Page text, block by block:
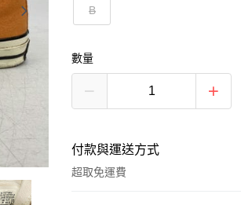
B
數量
付款與運送方式
超取免運費